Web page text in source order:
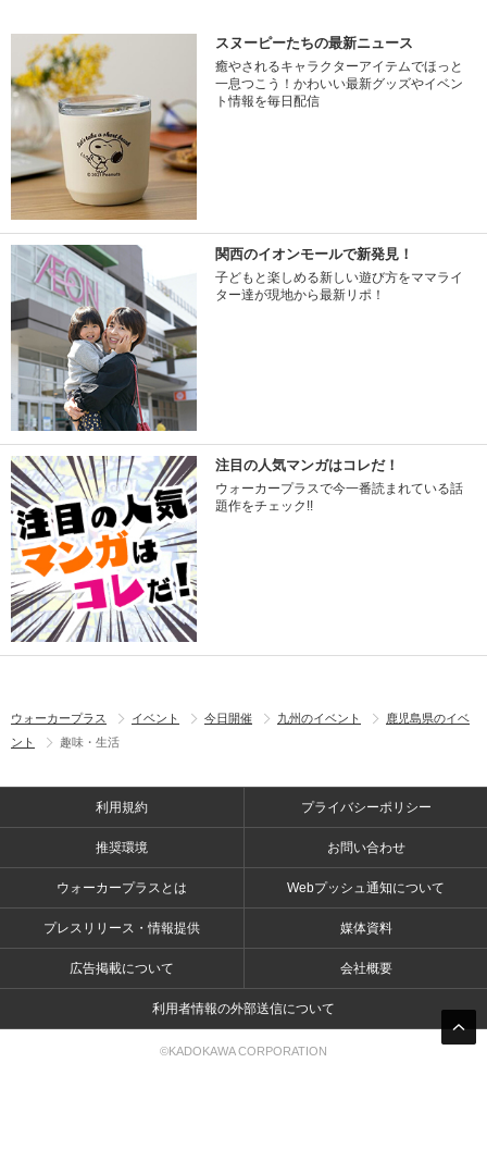
スヌーピーたちの最新ニュース
癒やされるキャラクターアイテムでほっと
一息つこう！かわいい最新グッズやイベン
ト情報を毎日配信
関西のイオンモールで新発見！
子どもと楽しめる新しい遊び方をママライ
ター達が現地から最新リポ！
注目の人気マンガはコレだ！
ウォーカープラスで今一番読まれている話
題作をチェック!!
ウォーカープラス イベント 今日開催 九州のイベント
鹿児島県のイベ
ント
趣味・生活
利用規約 プライバシーポリシー
推奨環境 お問い合わせ
ウォーカープラスとは Webプッシュ通知について
プレスリリース・情報提供 媒体資料
広告掲載について 会社概要
利用者情報の外部送信について
©KADOKAWA CORPORATION